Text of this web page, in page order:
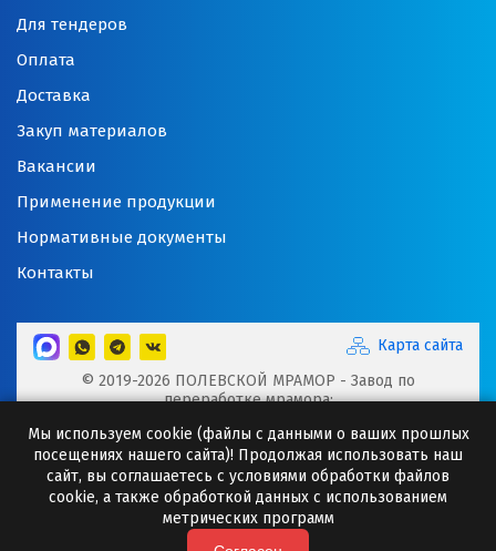
Для тендеров
Оплата
Доставка
Закуп материалов
Вакансии
Применение продукции
Нормативные документы
Контакты
Карта сайта
© 2019-2026 ПОЛЕВСКОЙ МРАМОР - Завод по
переработке мрамора:
Минеральные порошки, Добавки для буровых растворов
Сайт носит исключительно информационный характер и
ни при каких случаях информация не может являться
публичной офертой.
Любое копирование информации с сайта разрешено
Мы используем cookie (файлы с данными о ваших прошлых
посещениях нашего сайта)! Продолжая использовать наш
сайт, вы соглашаетесь с условиями обработки файлов
cookie, а также обработкой данных с использованием
метрических программ